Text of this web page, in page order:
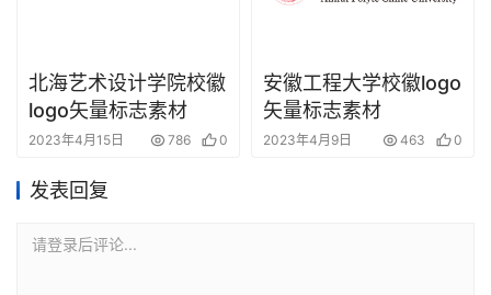
北海艺术设计学院校徽
logo矢量标志素材
2023年4月15日 786 0
安徽工程大学校徽logo
矢量标志素材
2023年4月9日 463 0
发表回复
请登录后评论...